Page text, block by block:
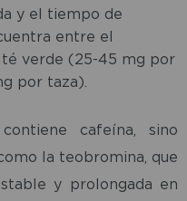
y el tiempo de
entre el
verde (25-45 mg por
por taza).
cafeína, sino
la teobromina, que
y prolongada en